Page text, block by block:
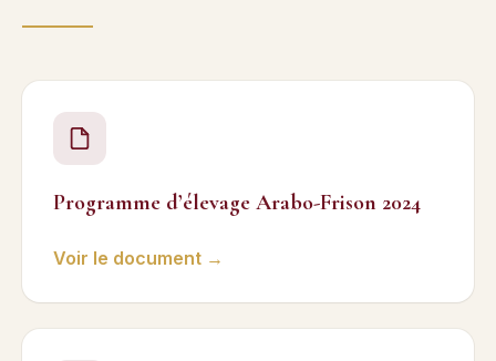
Programme d’élevage Arabo-Frison 2024
Voir le document →